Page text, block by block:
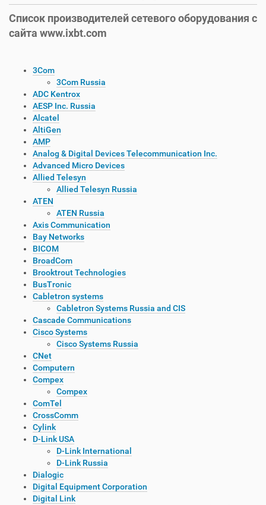
Список производителей сетевого оборудования с
сайта www.ixbt.com
3Com
3Com Russia
ADC Kentrox
AESP Inc. Russia
Alcatel
AltiGen
AMP
Analog & Digital Devices Telecommunication Inc.
Advanced Micro Devices
Allied Telesyn
Allied Telesyn Russia
ATEN
ATEN Russia
Axis Communication
Bay Networks
BICOM
BroadCom
Brooktrout Technologies
BusTronic
Cabletron systems
Cabletron Systems Russia and CIS
Cascade Communications
Cisco Systems
Cisco Systems Russia
CNet
Computern
Compex
Compex
ComTel
CrossComm
Cylink
D-Link USA
D-Link International
D-Link Russia
Dialogic
Digital Equipment Corporation
Digital Link